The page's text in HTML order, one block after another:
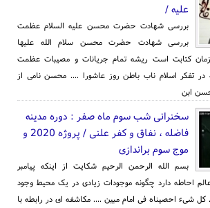
علیه /
بررسی شهادت حضرت محسن علیه السلام عظمت
بررسی شهادت حضرت محسن سلام الله علیها
کتابت است ریشه تمام جریانات و مصیبات عظمت
در تفکر اسلام ناب باطن روز عاشورا .... محسن نامی از
ابن
سخنرانی شب سوم ماه صفر : دوره مدینه
فاضله ، نفاق و کفر علنی / پروژه 2020 و
موج سوم براندازی
بسم الله الرحمن الرحیم شکایت از اینکه پیامبر
احاطه دارد چگونه موجودات زیادی در یک محیط وجود
کل شیء احصیناه فی امام مبین .... مکاشفه ای در رابطه با